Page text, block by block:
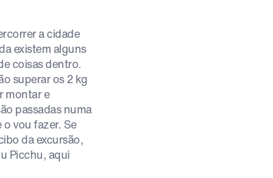
a cidade
existem alguns
coisas dentro.
superar os 2 kg
montar e
passadas numa
vou fazer. Se
da excursão,
Picchu, aqui